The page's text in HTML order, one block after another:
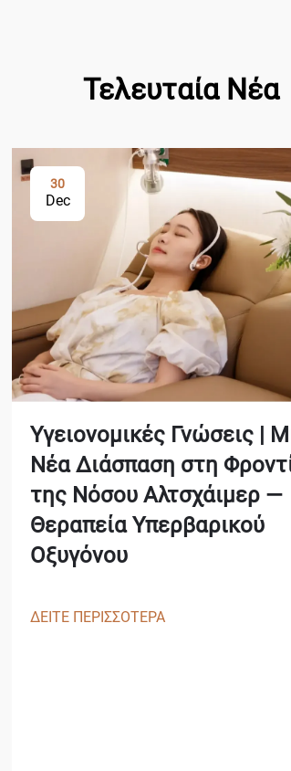
Τελευταία Νέα
30
Dec
Υγειονομικές Γνώσεις |
Νέα Διάσπαση στη
της Νόσου Αλτσχάιμερ —
Θεραπεία Υπερβαρικού
Οξυγόνου
ΔΕΙΤΕ ΠΕΡΙΣΣΟΤΕΡΑ